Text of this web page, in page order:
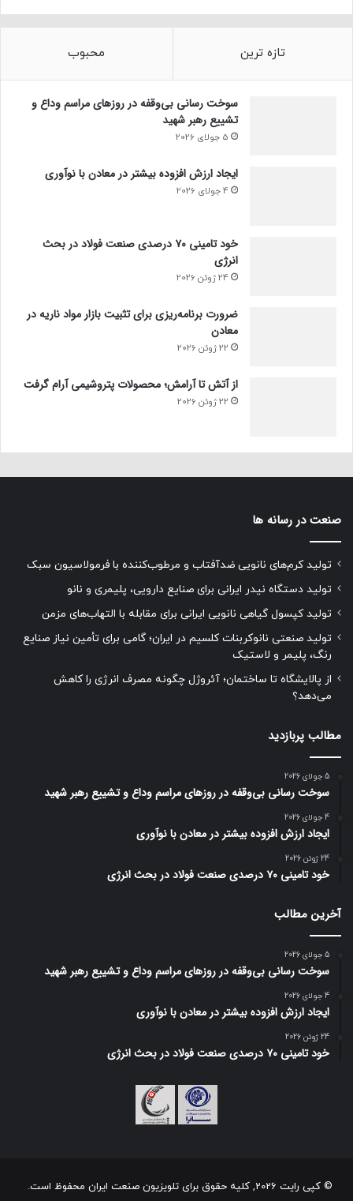
تازه ترین محبوب
سوخت رسانی بی‌وقفه در روز‌های مراسم وداع و
تشییع رهبر شهید
5 جولای 2026
ایجاد ارزش افزوده بیشتر در معادن با نوآوری
4 جولای 2026
خود تامینی ۷۰ درصدی صنعت فولاد در بحث
انرژی
24 ژوئن 2026
ضرورت برنامه‌ریزی برای تثبیت بازار مواد ناریه در
معادن
22 ژوئن 2026
از آتش تا آرامش؛ محصولات پتروشیمی آرام گرفت
22 ژوئن 2026
صنعت در رسانه ها
تولید کرم‌های نانویی ضدآفتاب و مرطوب‌کننده با فرمولاسیون سبک
تولید دستگاه نیدر ایرانی برای صنایع دارویی، پلیمری و نانو
تولید کپسول گیاهی نانویی ایرانی برای مقابله با التهاب‌های مزمن
تولید صنعتی نانوکربنات کلسیم در ایران؛ گامی برای تأمین نیاز صنایع
رنگ، پلیمر و لاستیک
از پالایشگاه تا ساختمان؛ آئروژل چگونه مصرف انرژی را کاهش
می‌دهد؟
مطالب پربازدید
5 جولای 2026
سوخت رسانی بی‌وقفه در روز‌های مراسم وداع و تشییع رهبر شهید
4 جولای 2026
ایجاد ارزش افزوده بیشتر در معادن با نوآوری
24 ژوئن 2026
خود تامینی ۷۰ درصدی صنعت فولاد در بحث انرژی
آخرین مطالب
5 جولای 2026
سوخت رسانی بی‌وقفه در روز‌های مراسم وداع و تشییع رهبر شهید
4 جولای 2026
ایجاد ارزش افزوده بیشتر در معادن با نوآوری
24 ژوئن 2026
خود تامینی ۷۰ درصدی صنعت فولاد در بحث انرژی
© کپی رایت 2026, کلیه حقوق برای تلویزیون صنعت ایران محفوظ است.